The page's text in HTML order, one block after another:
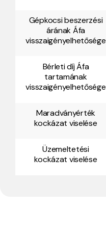
Gépkocsi beszerzési
árának Áfa
visszaigényelhetősége
Bérleti díj Áfa
tartamának
visszaigényelhetősége
Maradványérték
kockázat viselése
Üzemeltetési
kockázat viselése